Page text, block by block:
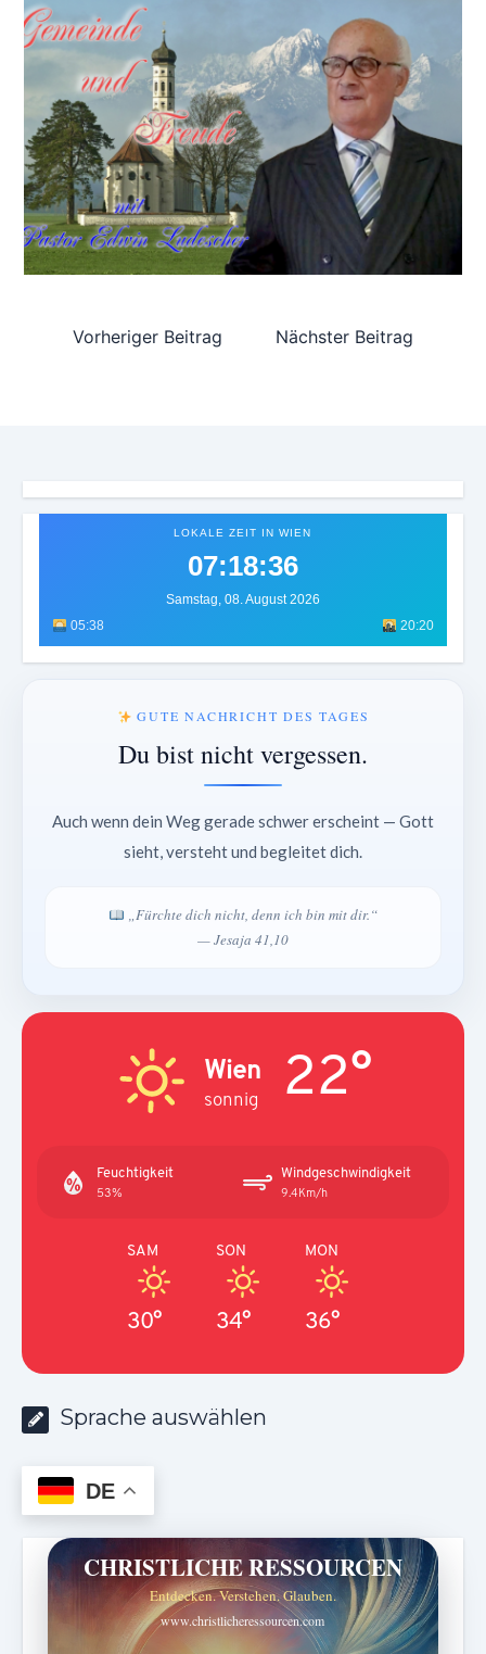
Vorheriger Beitrag Nächster Beitrag
LOKALE ZEIT IN WIEN
07:18:40
Samstag, 08. August 2026
05:38
20:20
GUTE NACHRICHT DES TAGES
Du bist nicht vergessen.
Auch wenn dein Weg gerade schwer erscheint — Gott
sieht, versteht und begleitet dich.
„Fürchte dich nicht, denn ich bin mit dir.“
— Jesaja 41,10
Wien
sonnig 22°
Feuchtigkeit
53%
Windgeschwindigkeit
9.4Km/h
SAM
30°
SON
34°
MON
36°
Sprache auswählen
DE
CHRISTLICHE RESSOURCEN
Entdecken. Verstehen. Glauben.
www.christlicheressourcen.com